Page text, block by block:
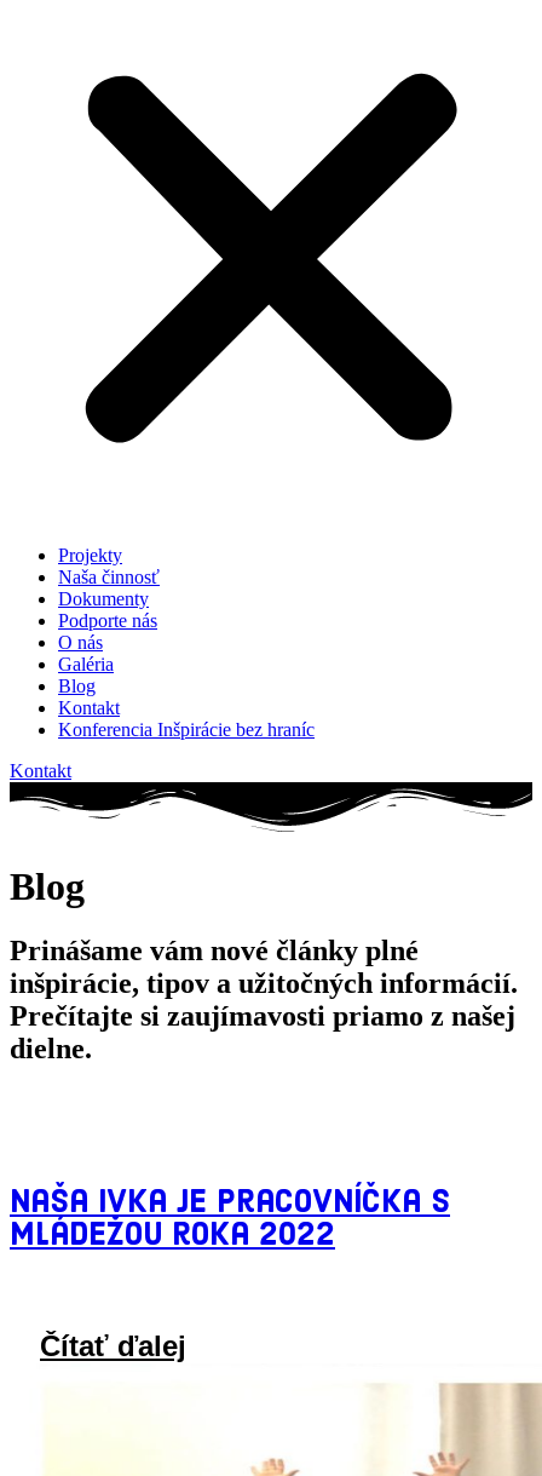
Projekty
Naša činnosť
Dokumenty
Podporte nás
O nás
Galéria
Blog
Kontakt
Konferencia Inšpirácie bez hraníc
Kontakt
Blog
Prinášame vám nové články plné
inšpirácie, tipov a užitočných informácií.
Prečítajte si zaujímavosti priamo z našej
dielne.
Naša Ivka je pracovníčka s
mládežou roka 2022
Čítať ďalej